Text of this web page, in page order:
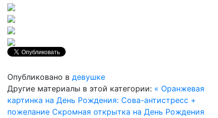
Опубликовано в девушке
Другие материалы в этой категории: « Оранжевая
картинка на День Рождения: Сова-антистресс +
пожелание Скромная открытка на День Рождения